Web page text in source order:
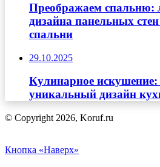
Преображаем спальню:
дизайна панельных
спальни
29.10.2025
Кулинарное искушение:
уникальный дизайн
© Copyright 2026, Koruf.ru
Кнопка «Наверх»